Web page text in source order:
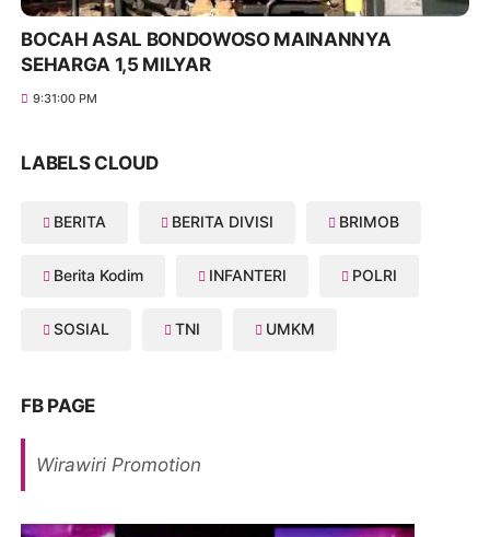
BOCAH ASAL BONDOWOSO MAINANNYA
SEHARGA 1,5 MILYAR
9:31:00 PM
LABELS CLOUD
BERITA BERITA DIVISI BRIMOB
Berita Kodim INFANTERI POLRI
SOSIAL TNI UMKM
FB PAGE
Wirawiri Promotion